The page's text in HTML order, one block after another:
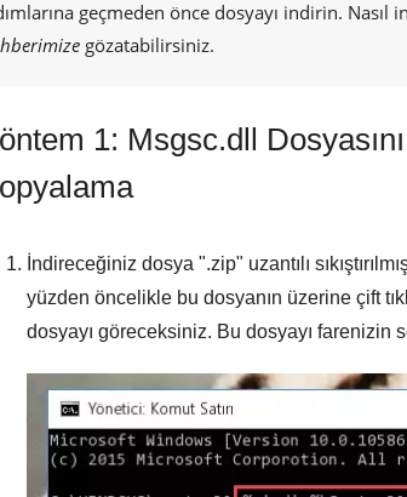
geçmeden önce dosyayı indirin.
gözatabilirsiniz.
1: Msgsc.dll
İndireceğiniz dosya ".zip" uzantılı
yüzden öncelikle bu dosyanın üzerine çift
dosyayı göreceksiniz. Bu dosyayı farenizin